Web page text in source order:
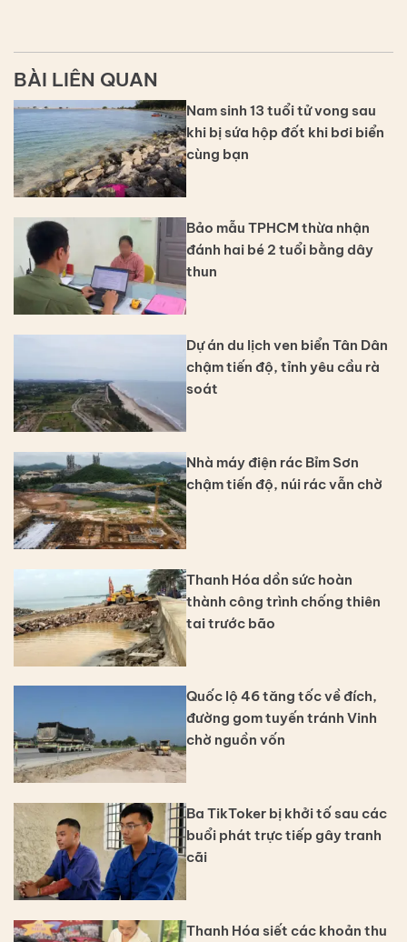
BÀI LIÊN QUAN
Nam sinh 13 tuổi tử vong sau
khi bị sứa hộp đốt khi bơi biển
cùng bạn
Bảo mẫu TPHCM thừa nhận
đánh hai bé 2 tuổi bằng dây
thun
Dự án du lịch ven biển Tân Dân
chậm tiến độ, tỉnh yêu cầu rà
soát
Nhà máy điện rác Bỉm Sơn
chậm tiến độ, núi rác vẫn chờ
Thanh Hóa dồn sức hoàn
thành công trình chống thiên
tai trước bão
Quốc lộ 46 tăng tốc về đích,
đường gom tuyến tránh Vinh
chờ nguồn vốn
Ba TikToker bị khởi tố sau các
buổi phát trực tiếp gây tranh
cãi
Thanh Hóa siết các khoản thu